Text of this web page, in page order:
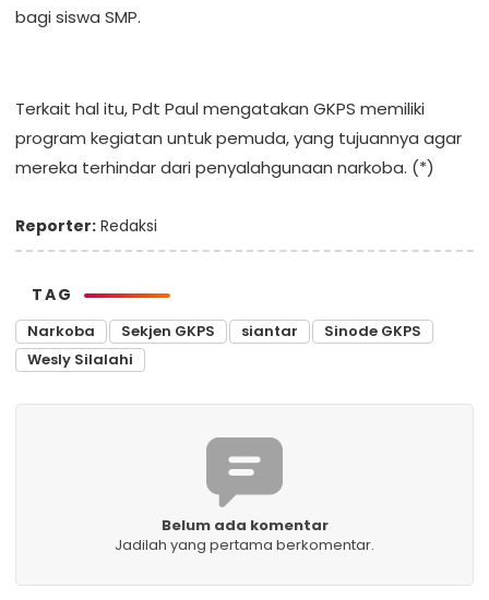
bagi siswa SMP.
Terkait hal itu, Pdt Paul mengatakan GKPS memiliki
program kegiatan untuk pemuda, yang tujuannya agar
mereka terhindar dari penyalahgunaan narkoba. (*)
Reporter: Redaksi
TAG
Narkoba Sekjen GKPS siantar
Sinode GKPS
Wesly Silalahi
Belum ada komentar
Jadilah yang pertama berkomentar.